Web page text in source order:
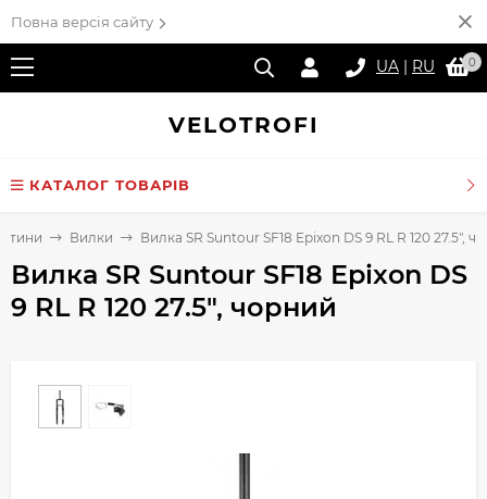
Повна версія сайту
UA | RU 0
VELOTROFI
КАТАЛОГ ТОВАРІВ
Вилки Вилка SR Suntour SF18 Epixon DS 9 RL R 120 27.5",
Вилка SR Suntour SF18 Epixon DS
9 RL R 120 27.5", чорний